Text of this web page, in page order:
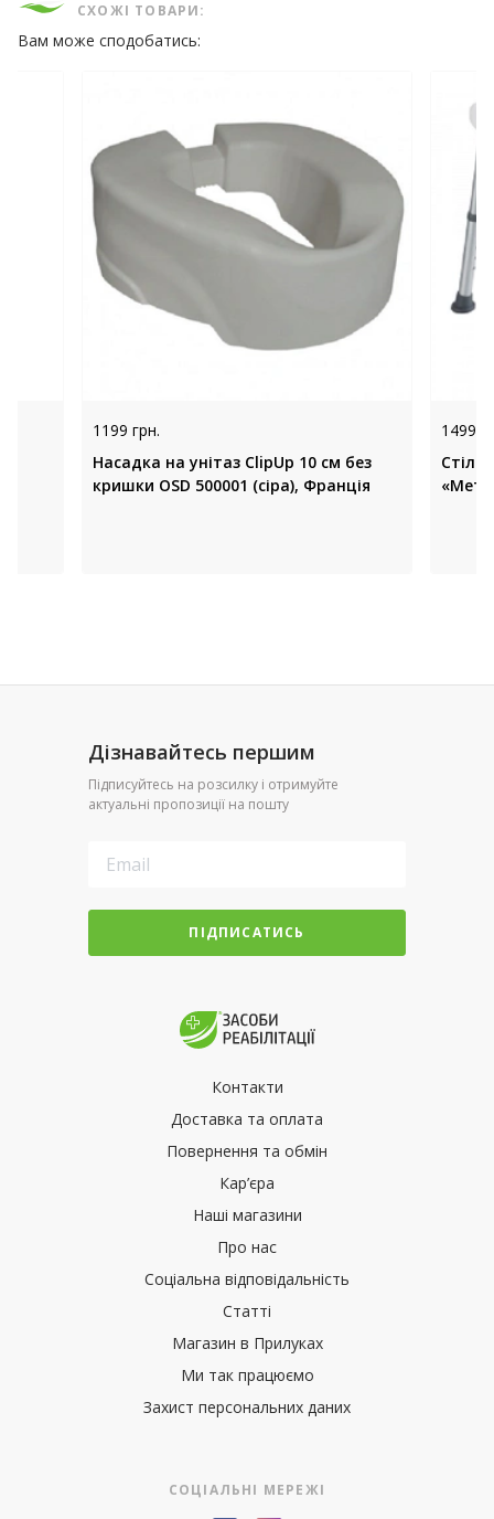
СХОЖІ ТОВАРИ:
Вам може сподобатись:
1199 грн.
Насадка на унітаз ClipUp 10 см без
кришки OSD 500001 (сіра), Франція
1499
Дізнавайтесь першим
Підписуйтесь на розсилку і отримуйте
актуальні пропозиції на пошту
ПІДПИСАТИСЬ
Контакти
Доставка та оплата
Повернення та обмін
Кар’єра
Наші магазини
Про нас
Соціальна відповідальність
Статті
Магазин в Прилуках
Ми так працюємо
Захист персональних даних
СОЦІАЛЬНІ МЕРЕЖІ